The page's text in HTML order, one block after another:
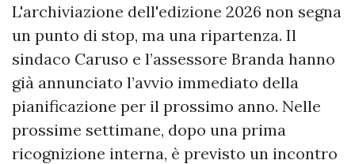
L'archiviazione dell'edizione 2026 non segna
un punto di stop, ma una ripartenza. Il
sindaco Caruso e l’assessore Branda hanno
già annunciato l’avvio immediato della
pianificazione per il prossimo anno. Nelle
prossime settimane, dopo una prima
ricognizione interna, è previsto un incontro